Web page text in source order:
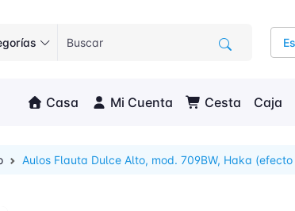
Casa Mi Cuenta Cesta Caja
Aulos Flauta Dulce Alto, mod. 709BW, Haka